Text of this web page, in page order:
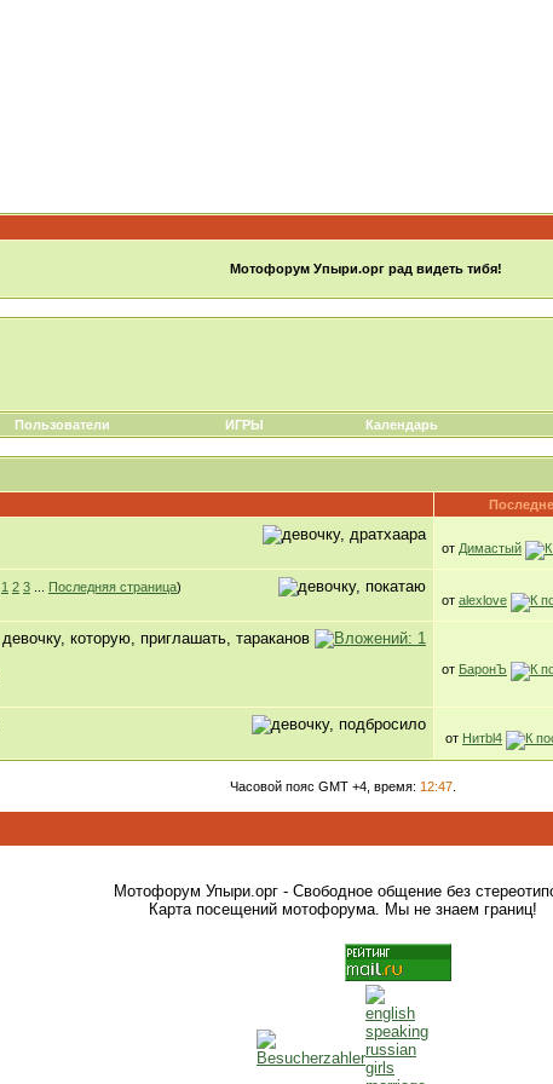
Мотофорум Упыри.орг рад видеть тибя!
Пользователи ИГРЫ Календарь
от Димастый
1 2 3 Последняя страница)
от alexlove
от БаронЪ
от Нитbl4
Часовой пояс GMT +4, время: 12:47.
Мотофорум Упыри.орг - Свободное общение без
Карта посещений мотофорума. Мы не знаем границ!